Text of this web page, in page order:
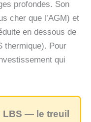
profondes. Son
cher que l’AGM) et
en dessous de
thermique). Pour
qui
LBS — le treuil